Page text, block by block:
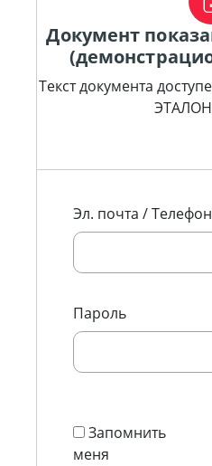
Документ
Текст документа
Эл. почта / Телефон
Пароль
Запомнить
меня